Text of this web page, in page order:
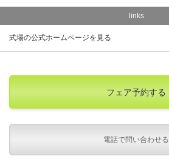
links
式場の公式ホームページを見る
フェア予約する
電話で問い合わせる